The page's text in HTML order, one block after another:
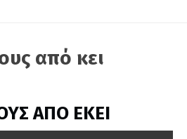
από κει
ΑΠΟ ΕΚΕΙ